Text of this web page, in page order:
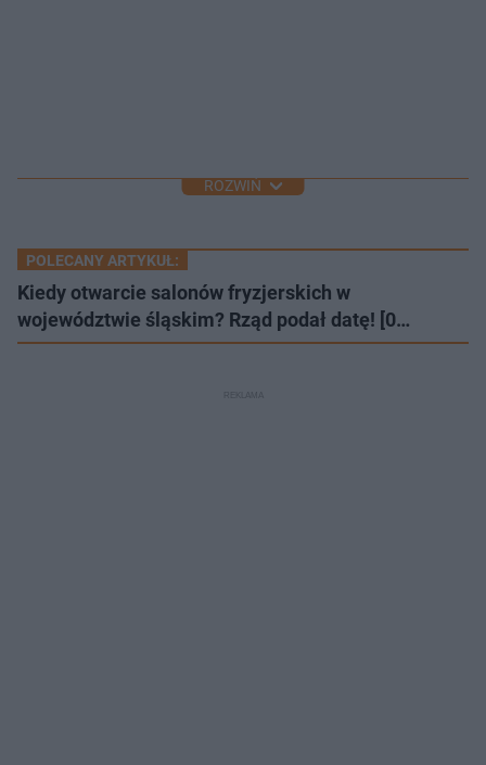
ROZWIŃ
POLECANY ARTYKUŁ:
Kiedy otwarcie salonów fryzjerskich w
województwie śląskim? Rząd podał datę! [0…